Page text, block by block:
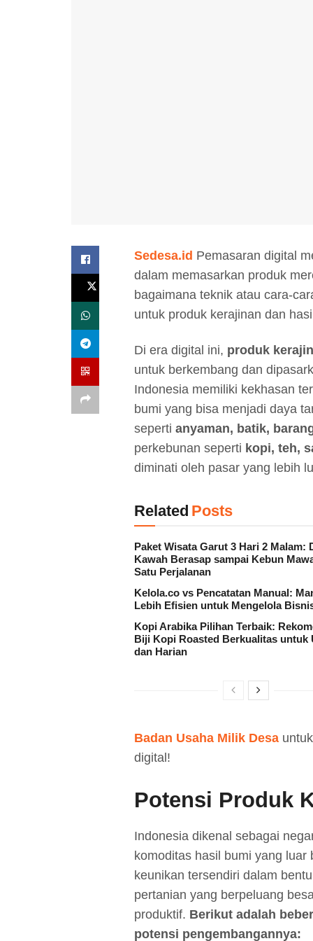
Sedesa.id Pemasaran digital
dalam memasarkan produk
bagaimana teknik atau cara-
untuk produk kerajinan dan
Di era digital ini, produk
untuk berkembang dan
Indonesia memiliki kekhasan
bumi yang bisa menjadi daya
seperti anyaman, batik,
perkebunan seperti kopi, teh,
diminati oleh pasar yang lebih
Related Posts
Paket Wisata Garut 3 Hari 2 Malam:
Kawah Berasap sampai Kebun
Satu Perjalanan
Kelola.co vs Pencatatan Manual:
Lebih Efisien untuk Mengelola
Kopi Arabika Pilihan Terbaik:
Biji Kopi Roasted Berkualitas untuk
dan Harian
Badan Usaha Milik Desa
digital!
Potensi Produk
Indonesia dikenal sebagai
komoditas hasil bumi yang
keunikan tersendiri dalam
pertanian yang berpeluang
produktif. Berikut adalah
potensi pengembangannya: